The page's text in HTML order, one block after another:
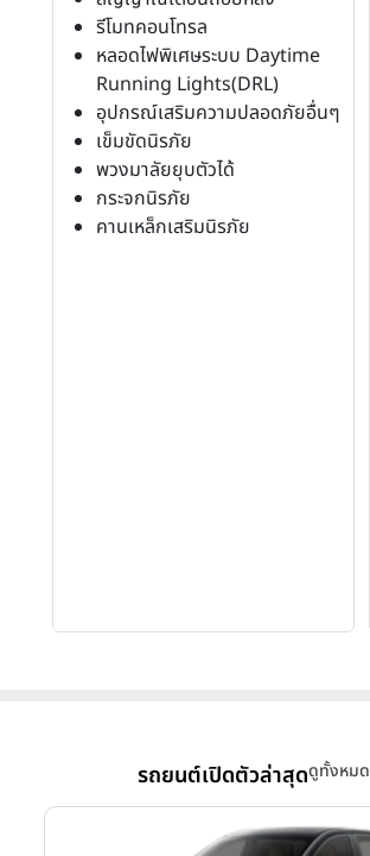
รีโมทคอนโทรล
หลอดไฟพิเศษระบบ Daytime
Running Lights(DRL)
อุปกรณ์เสริมความปลอดภัยอื่นๆ
เข็มขัดนิรภัย
พวงมาลัยยุบตัวได้
กระจกนิรภัย
คานเหล็กเสริมนิรภัย
รถยนต์เปิดตัวล่าสุดดูทั้งหมด